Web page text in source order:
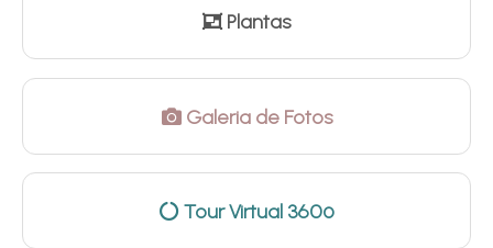
Plantas
Galeria de Fotos
Tour Virtual 360º